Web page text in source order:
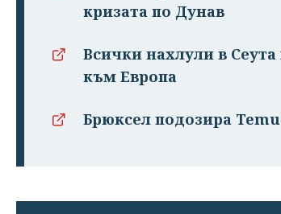
кризата по Дунав
Всички нахлули в
към Европа
Брюксел подозира